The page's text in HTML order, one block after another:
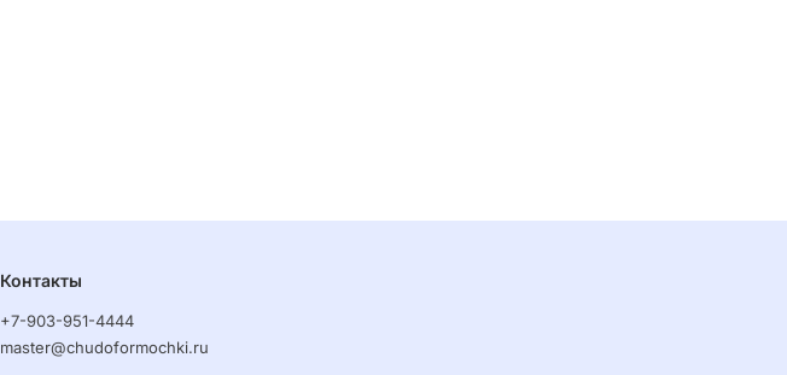
Контакты
+7-903-951-4444
master@chudoformochki.ru